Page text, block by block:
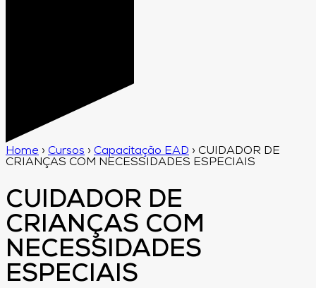
Home › Cursos › Capacitação EAD › CUIDADOR DE
CRIANÇAS COM NECESSIDADES ESPECIAIS
CUIDADOR DE
CRIANÇAS COM
NECESSIDADES
ESPECIAIS